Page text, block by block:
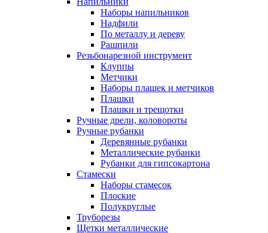
Наборы напильников
Надфили
По металлу и дереву
Рашпили
Резьбонарезной инструмент
Клуппы
Метчики
Наборы плашек и метчиков
Плашки
Плашки и трещотки
Ручные дрели, коловороты
Ручные рубанки
Деревянные рубанки
Металлические рубанки
Рубанки для гипсокартона
Стамески
Наборы стамесок
Плоские
Полукруглые
Труборезы
Щетки металлические